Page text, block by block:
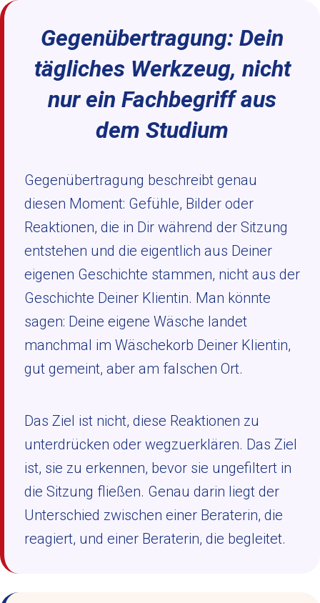
Gegenübertragung: Dein
tägliches Werkzeug, nicht
nur ein Fachbegriff aus
dem Studium
Gegenübertragung beschreibt genau
diesen Moment: Gefühle, Bilder oder
Reaktionen, die in Dir während der Sitzung
entstehen und die eigentlich aus Deiner
eigenen Geschichte stammen, nicht aus der
Geschichte Deiner Klientin. Man könnte
sagen: Deine eigene Wäsche landet
manchmal im Wäschekorb Deiner Klientin,
gut gemeint, aber am falschen Ort.
Das Ziel ist nicht, diese Reaktionen zu
unterdrücken oder wegzuerklären. Das Ziel
ist, sie zu erkennen, bevor sie ungefiltert in
die Sitzung fließen. Genau darin liegt der
Unterschied zwischen einer Beraterin, die
reagiert, und einer Beraterin, die begleitet.